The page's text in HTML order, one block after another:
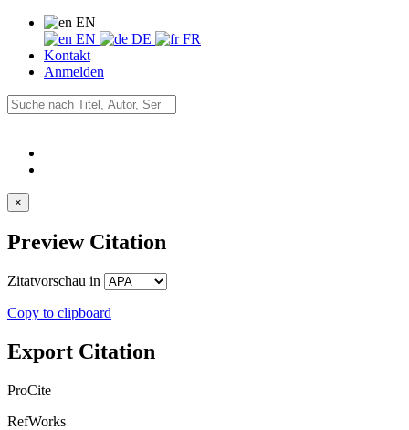
EN
EN
DE
FR
Kontakt
Anmelden
×
Preview Citation
Zitatvorschau in
Copy to clipboard
Export Citation
ProCite
RefWorks